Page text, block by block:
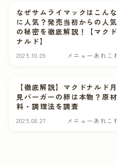
ABOUT
CONTACT
なぜサムライマックはこんな
に人気？発売当初からの人気
の秘密を徹底解説！【マクド
ナルド】
2025.10.09 メニューあれこ
【徹底解説】マクドナルド月
見バーガーの卵は本物？原材
料・調理法を調査
2025.08.27 メニューあれこ